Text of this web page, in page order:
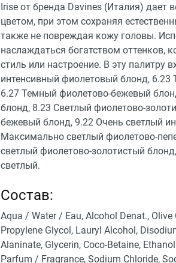
Irise от бренда Davines (Италия) дает
цветом, при этом сохраняя
также не повреждая кожу головы.
наслаждаться богатством оттенков,
стиль или настроение. В эту палитру
интенсивный фиолетовый блонд,
6.27 Темный фиолетово-бежевый
блонд, 8.23 Светлый фиолетово-
бежевый блонд, 9.22 Очень светлый
Максимально светлый фиолетово-
светлый фиолетово-золотистый
светлый.
Состав:
Aqua / Water / Eau, Alcohol Denat.,
Propylene Glycol, Lauryl Alcohol,
Alaninate, Glycerin, Coco-Betaine,
Parfum / Fragrance, Sodium Chloride,